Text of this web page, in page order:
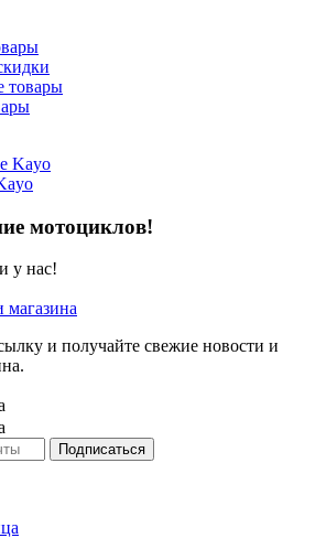
товары
мотоциклов!
у нас!
магазина
и получайте свежие новости и